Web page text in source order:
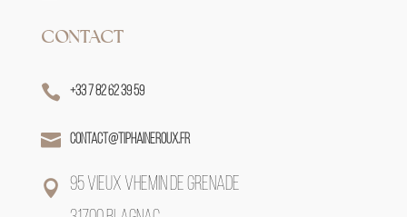
CONTACT
 +33 7 82 62 39 59
 contact@tiphaineroux.fr
 95 VIEUX VHEMIN DE GRENADE